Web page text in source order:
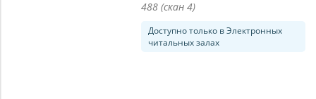
488 (скан 4)
Доступно только в Электронных
читальных залах